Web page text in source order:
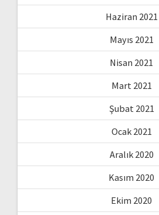
Haziran 2021
Mayıs 2021
Nisan 2021
Mart 2021
Şubat 2021
Ocak 2021
Aralık 2020
Kasım 2020
Ekim 2020